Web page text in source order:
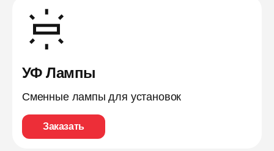
УФ Лампы
Сменные лампы для установок
Заказать